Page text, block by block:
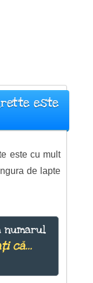
este
este cu mult
de lapte
că...